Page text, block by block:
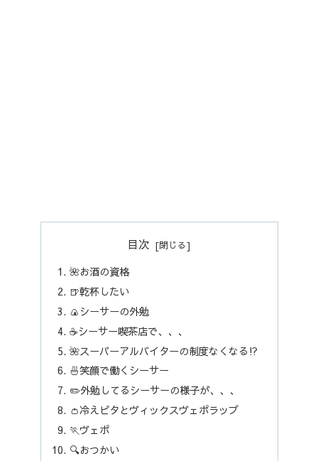
目次
🌺お酒の資格
🍺乾杯したい
🍙シーサーの外勉
☕️シーサー喫茶店で、、、
🌺スーパーアルバイターの制度なくなる⁉︎
🍜笑顔で働くシーサー
✏️外勉してるシーサーの様子が、、、
👛冷えピタとヴィックスヴェポラップ
🏃ヴェポ
🔍おつかい